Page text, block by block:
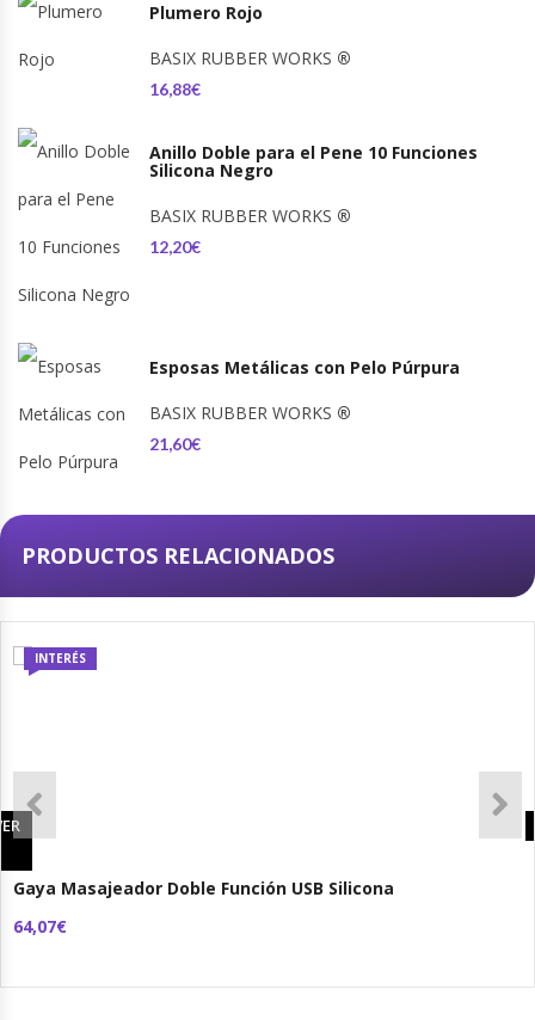
Plumero Rojo
BASIX RUBBER WORKS ®
16,88€
Anillo Doble para el Pene 10 Funciones
Silicona Negro
BASIX RUBBER WORKS ®
12,20€
Esposas Metálicas con Pelo Púrpura
BASIX RUBBER WORKS ®
21,60€
PRODUCTOS RELACIONADOS
INTERÉS
Gaya Masajeador Doble Función USB Silicona
64,07€